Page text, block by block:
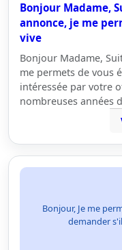
Bonjour Madame,
annonce, je me
vive
Bonjour Madame,
me permets de vous
intéressée par votre
nombreuses années
Bonjour, Je me
demander